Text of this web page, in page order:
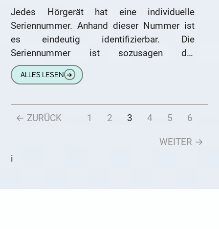
Jedes Hörgerät hat eine individuelle
Seriennummer. Anhand dieser Nummer ist
es eindeutig identifizierbar. Die
Seriennummer ist sozusagen der
„Personalausweise“ Ihres Hörgeräts. Doch
wo verbirgt sich diese Nummer und wie
ALLES LESEN ➔
← ZURÜCK 1 2 3 4 5 6
WEITER →
i